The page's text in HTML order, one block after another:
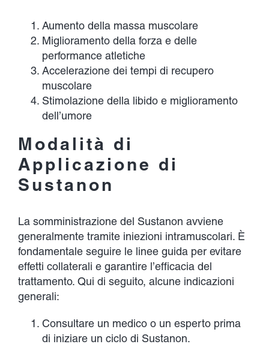
Aumento della massa muscolare
Miglioramento della forza e delle
performance atletiche
Accelerazione dei tempi di recupero
muscolare
Stimolazione della libido e miglioramento
dell’umore
Modalità di
Applicazione di
Sustanon
La somministrazione del Sustanon avviene
generalmente tramite iniezioni intramuscolari. È
fondamentale seguire le linee guida per evitare
effetti collaterali e garantire l’efficacia del
trattamento. Qui di seguito, alcune indicazioni
generali:
Consultare un medico o un esperto prima
di iniziare un ciclo di Sustanon.